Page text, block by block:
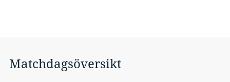
Matchdagsöversikt